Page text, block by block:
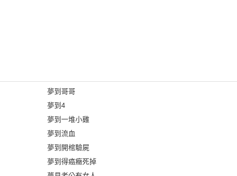
夢到哥哥
夢到4
夢到一堆小雞
夢到流血
夢到開棺驗屍
夢到得癌癥死掉